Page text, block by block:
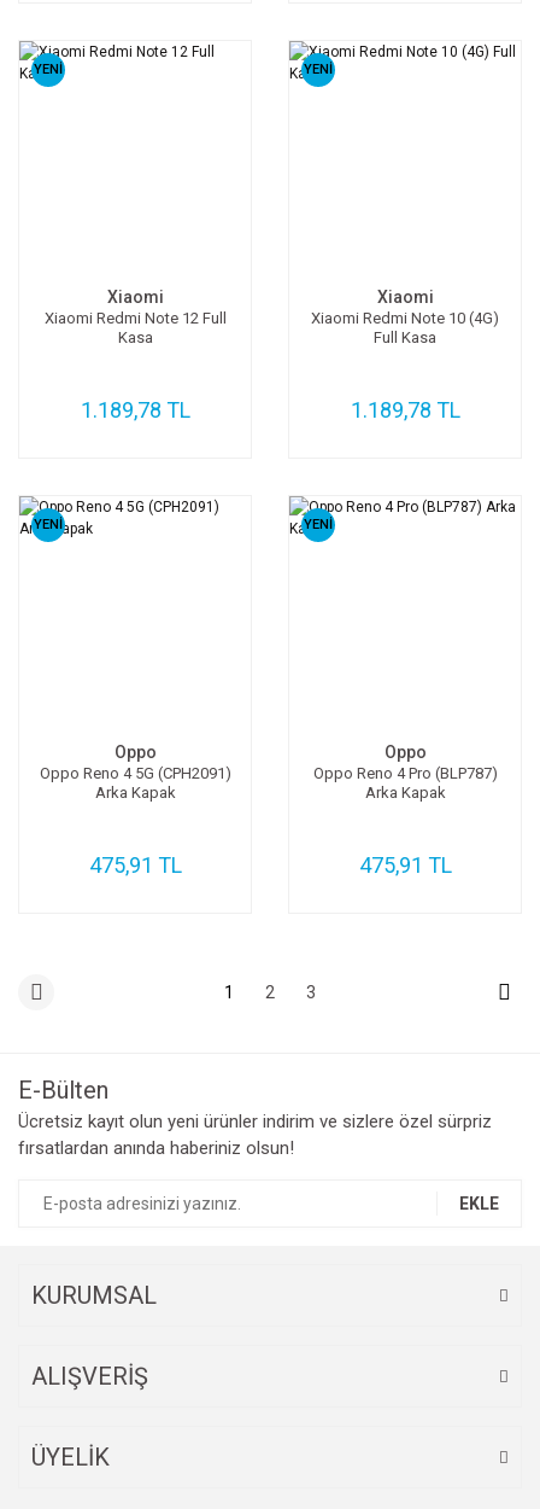
YENİ
Xiaomi
Xiaomi Redmi Note 12 Full
Kasa
1.189,78 TL
YENİ
Xiaomi
Xiaomi Redmi Note 10 (4G)
Full Kasa
1.189,78 TL
YENİ
Oppo
Oppo Reno 4 5G (CPH2091)
Arka Kapak
475,91 TL
YENİ
Oppo
Oppo Reno 4 Pro (BLP787)
Arka Kapak
475,91 TL
1 2 3
E-Bülten
Ücretsiz kayıt olun yeni ürünler indirim ve sizlere özel sürpriz
fırsatlardan anında haberiniz olsun!
EKLE
KURUMSAL
ALIŞVERİŞ
ÜYELİK